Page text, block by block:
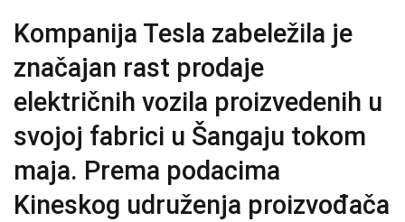
Kompanija Tesla zabeležila je
značajan rast prodaje
električnih vozila proizvedenih u
svojoj fabrici u Šangaju tokom
maja. Prema podacima
Kineskog udruženja proizvođača